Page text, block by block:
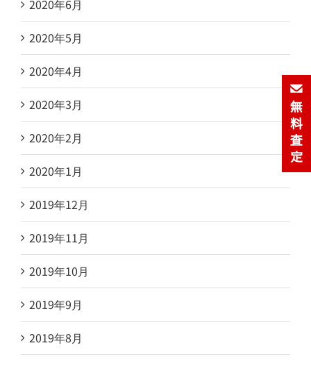
2020年6月
2020年5月
2020年4月
2020年3月
2020年2月
2020年1月
2019年12月
2019年11月
2019年10月
2019年9月
2019年8月